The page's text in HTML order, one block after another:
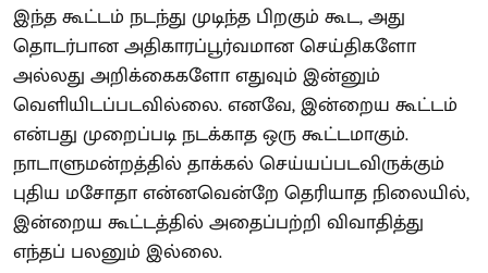
இந்த கூட்டம் நடந்து முடிந்த பிறகும் கூட, அது
தொடர்பான அதிகாரப்பூர்வமான செய்திகளோ
அல்லது அறிக்கைகளோ எதுவும் இன்னும்
வெளியிடப்படவில்லை. எனவே, இன்றைய கூட்டம்
என்பது முறைப்படி நடக்காத ஒரு கூட்டமாகும்.
நாடாளுமன்றத்தில் தாக்கல் செய்யப்படவிருக்கும்
புதிய மசோதா என்னவென்றே தெரியாத நிலையில்,
இன்றைய கூட்டத்தில் அதைப்பற்றி விவாதித்து
எந்தப் பலனும் இல்லை.